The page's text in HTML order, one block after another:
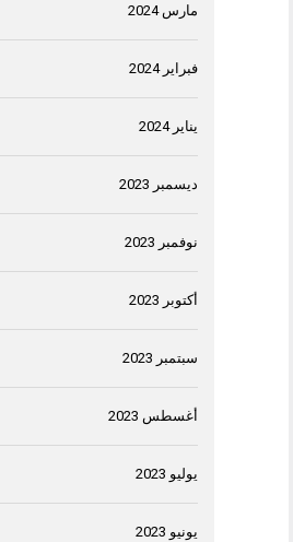
مارس 2024
فبراير 2024
يناير 2024
ديسمبر 2023
نوفمبر 2023
أكتوبر 2023
سبتمبر 2023
أغسطس 2023
يوليو 2023
يونيو 2023